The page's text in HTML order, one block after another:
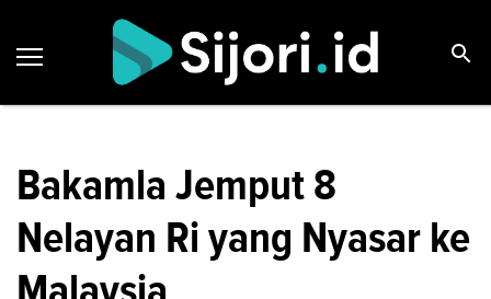
Bakamla Jemput 8
Nelayan Ri yang Nyasar ke